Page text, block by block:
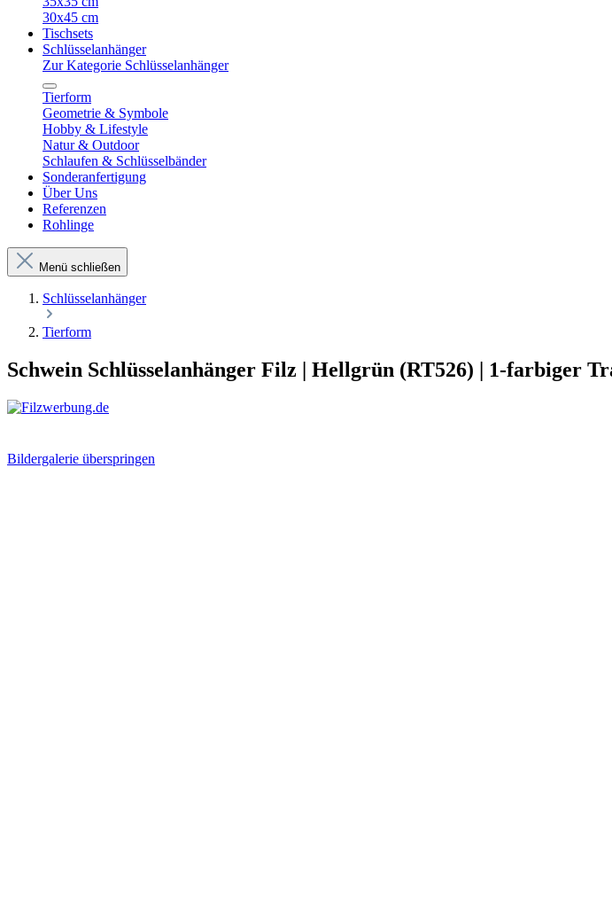
30x45 cm
Tischsets
Schlüsselanhänger
Zur Kategorie Schlüsselanhänger
Tierform
Geometrie & Symbole
Hobby & Lifestyle
Natur & Outdoor
Schlaufen & Schlüsselbänder
Sonderanfertigung
Über Uns
Referenzen
Rohlinge
Menü schließen
Schlüsselanhänger
Tierform
Schwein Schlüsselanhänger Filz | Hellgrün (RT526) | 1-farbiger
Bildergalerie überspringen